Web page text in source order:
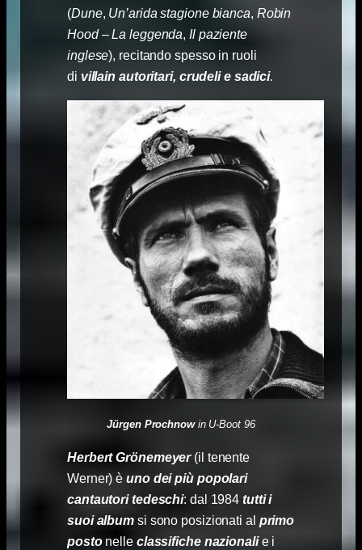
(Dune, Un’arida stagione bianca, Robin
Hood – La leggenda, Il paziente
inglese), recitando spesso in ruoli
di villain autoritari, crudeli e sadici.
Jürgen Prochnowin U-Boot 96
Herbert Grönemeyer (il tenente
Werner) èuno dei più popolari
cantautori tedeschi: dal 1984 tutti i
suoi album si sono posizionati al primo
postonelle classifiche nazionalie i